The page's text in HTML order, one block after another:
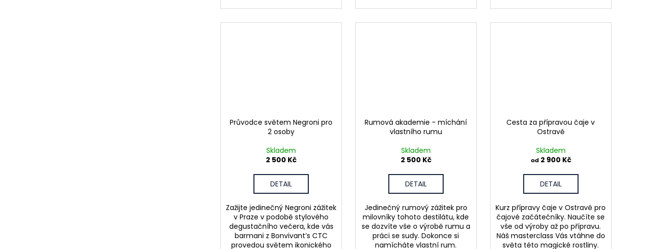
Průvodce světem Negroni pro
2 osoby
Skladem
2 500 Kč
DETAIL
Zažijte jedinečný Negroni zážitek
v Praze v podobě stylového
degustačního večera, kde vás
barmani z Bonvivant’s CTC
provedou světem ikonického
Rumová akademie - míchání
vlastního rumu
Skladem
2 500 Kč
DETAIL
Jedinečný rumový zážitek pro
milovníky tohoto destilátu, kde
se dozvíte vše o výrobě rumu a
práci se sudy. Dokonce si
namícháte vlastní rum.
Cesta za přípravou čaje v
Ostravě
Skladem
od 2 900 Kč
DETAIL
Kurz přípravy čaje v Ostravě pro
čajové začátečníky. Naučíte se
vše od výroby až po přípravu.
Náš masterclass Vás vtáhne do
světa této magické rostliny.